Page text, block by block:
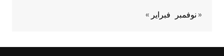
« نوفمبر فبراير »